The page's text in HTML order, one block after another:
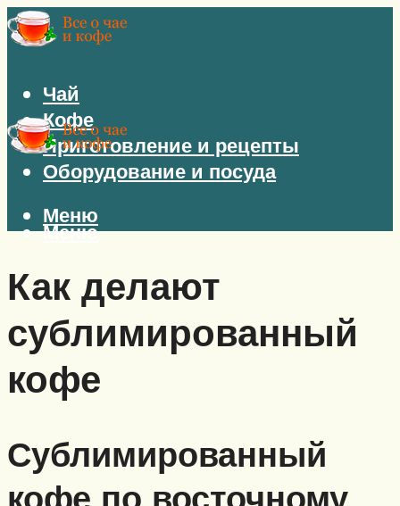
Чай
Кофе
Приготовление и рецепты
Оборудование и посуда
Меню
Меню
Как делают
сублимированный
кофе
Сублимированный